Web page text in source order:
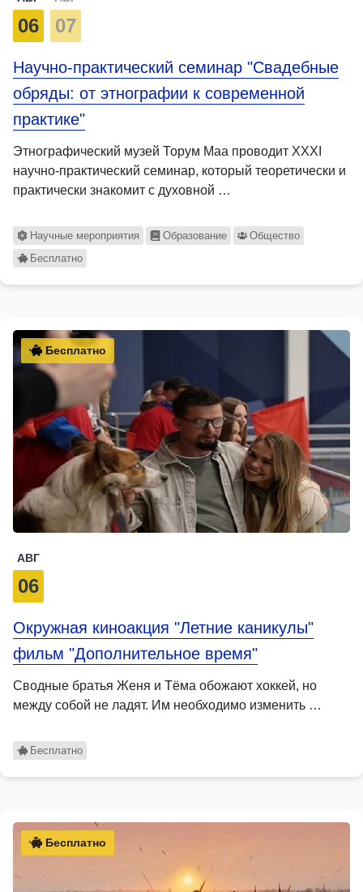
06 07
Научно-практический семинар "Свадебные
обряды: от этнографии к современной
практике"
Этнографический музей Торум Маа проводит XXXI
научно-практический семинар, который теоретически и
практически знакомит с духовной …
Научные мероприятия Образование
Общество
Бесплатно
Бесплатно
АВГ
06
Окружная киноакция "Летние каникулы"
фильм "Дополнительное время"
Сводные братья Женя и Тёма обожают хоккей, но
между собой не ладят. Им необходимо изменить …
Бесплатно
Бесплатно